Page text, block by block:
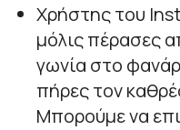
Χρήστης του
μόλις πέρασες
γωνία στο
πήρες τον
Μπορούμε να